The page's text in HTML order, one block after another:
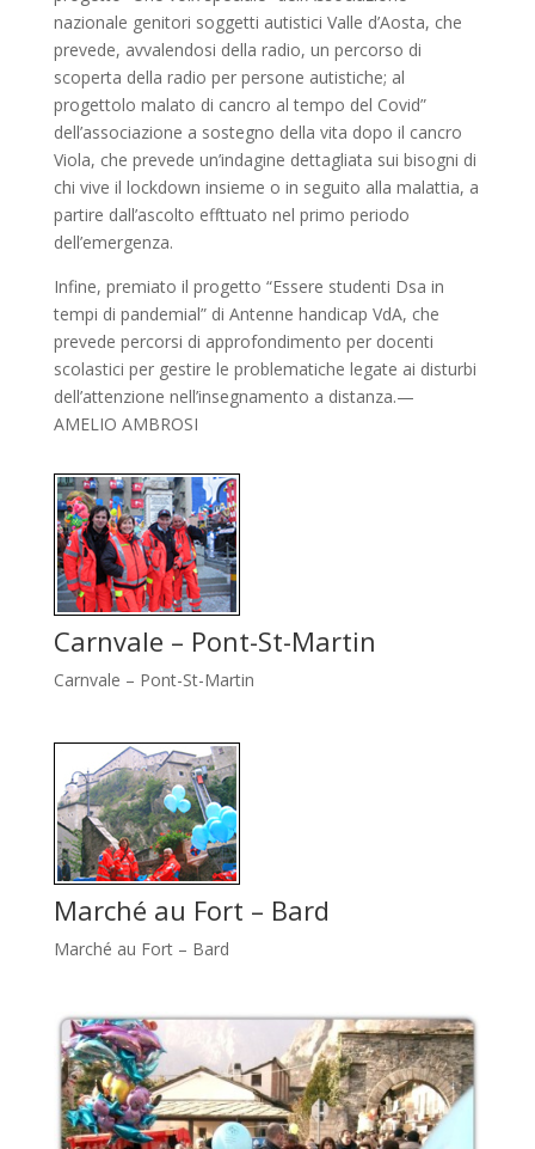
nazionale genitori soggetti autistici Valle d’Aosta, che
prevede, avvalendosi della radio, un percorso di
scoperta della radio per persone autistiche; al
progettolo malato di cancro al tempo del Covid”
dell’associazione a sostegno della vita dopo il cancro
Viola, che prevede un’indagine dettagliata sui bisogni di
chi vive il lockdown insieme o in seguito alla malattia, a
partire dall’ascolto effttuato nel primo periodo
dell’emergenza.
Infine, premiato il progetto “Essere studenti Dsa in
tempi di pandemial” di Antenne handicap VdA, che
prevede percorsi di approfondimento per docenti
scolastici per gestire le problematiche legate ai disturbi
dell’attenzione nell’insegnamento a distanza.—
AMELIO AMBROSI
Carnvale – Pont-St-Martin
Carnvale – Pont-St-Martin
Marché au Fort – Bard
Marché au Fort – Bard